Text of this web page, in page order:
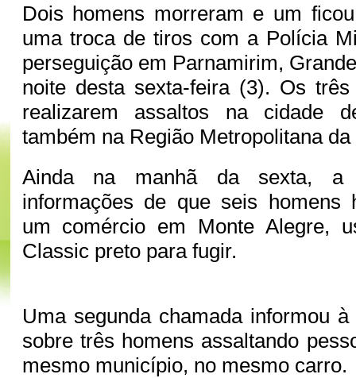
Dois homens morreram e um
uma troca de tiros com a Polícia
perseguição em Parnamirim,
noite desta sexta-feira (3). Os
realizarem assaltos na cidade
também na Região Metropolitana da
Ainda na manhã da sexta, a
informações de que seis homens
um comércio em Monte Alegre,
Classic preto para fugir.
Uma segunda chamada informou
sobre três homens assaltando
mesmo município, no mesmo carro.